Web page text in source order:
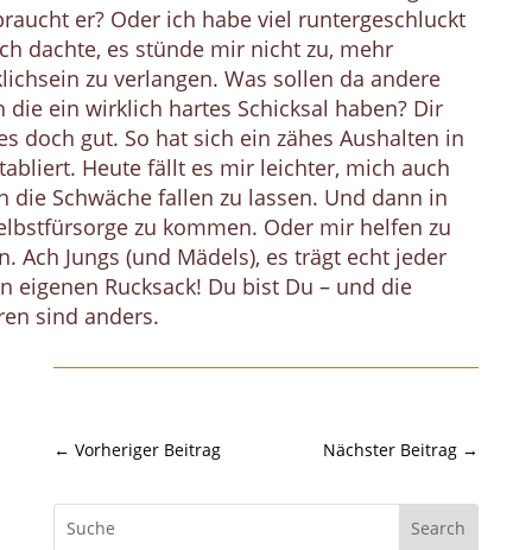
er? Oder ich habe viel runtergeschluckt
dachte, es stünde mir nicht zu, mehr
zu verlangen. Was sollen da andere
die ein wirklich hartes Schicksal haben? Dir
doch gut. So hat sich ein zähes Aushalten in
Heute fällt es mir leichter, mich auch
die Schwäche fallen zu lassen. Und dann in
zu kommen. Oder mir helfen zu
Ach Jungs (und Mädels), es trägt echt jeder
eigenen Rucksack! Du bist Du – und die
sind anders.
← Vorheriger Beitrag Nächster Beitrag →